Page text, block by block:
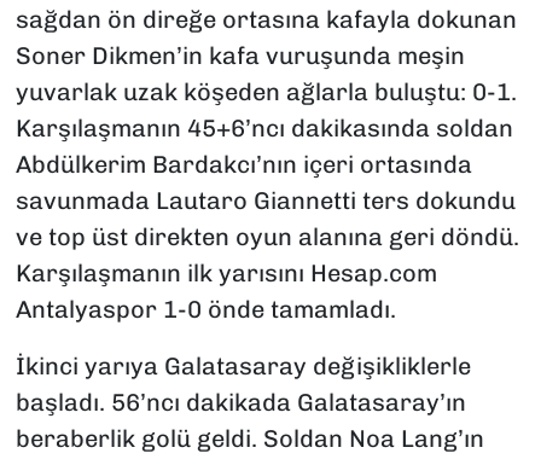
sağdan ön direğe ortasına kafayla dokunan
Soner Dikmen’in kafa vuruşunda meşin
yuvarlak uzak köşeden ağlarla buluştu: 0-1.
Karşılaşmanın 45+6’ncı dakikasında soldan
Abdülkerim Bardakcı’nın içeri ortasında
savunmada Lautaro Giannetti ters dokundu
ve top üst direkten oyun alanına geri döndü.
Karşılaşmanın ilk yarısını Hesap.com
Antalyaspor 1-0 önde tamamladı.
İkinci yarıya Galatasaray değişikliklerle
başladı. 56’ncı dakikada Galatasaray’ın
beraberlik golü geldi. Soldan Noa Lang’ın